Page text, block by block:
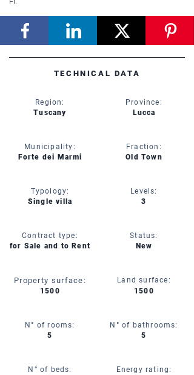
TECHNICAL DATA
Region:
Tuscany
Municipality:
Forte dei Marmi
Typology:
Single villa
Contract type:
for Sale and to Rent
Property surface:
1500
N° of rooms:
5
N° of beds:
Province:
Lucca
Fraction:
Old Town
Levels:
3
Status:
New
Land surface:
1500
N° of bathrooms:
5
Energy rating: